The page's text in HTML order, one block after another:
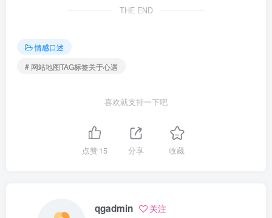
THE END
情感口述
# 网站地图TAG标签关于心遇
喜欢就支持一下吧
点赞15 分享 收藏
qgadmin 关注